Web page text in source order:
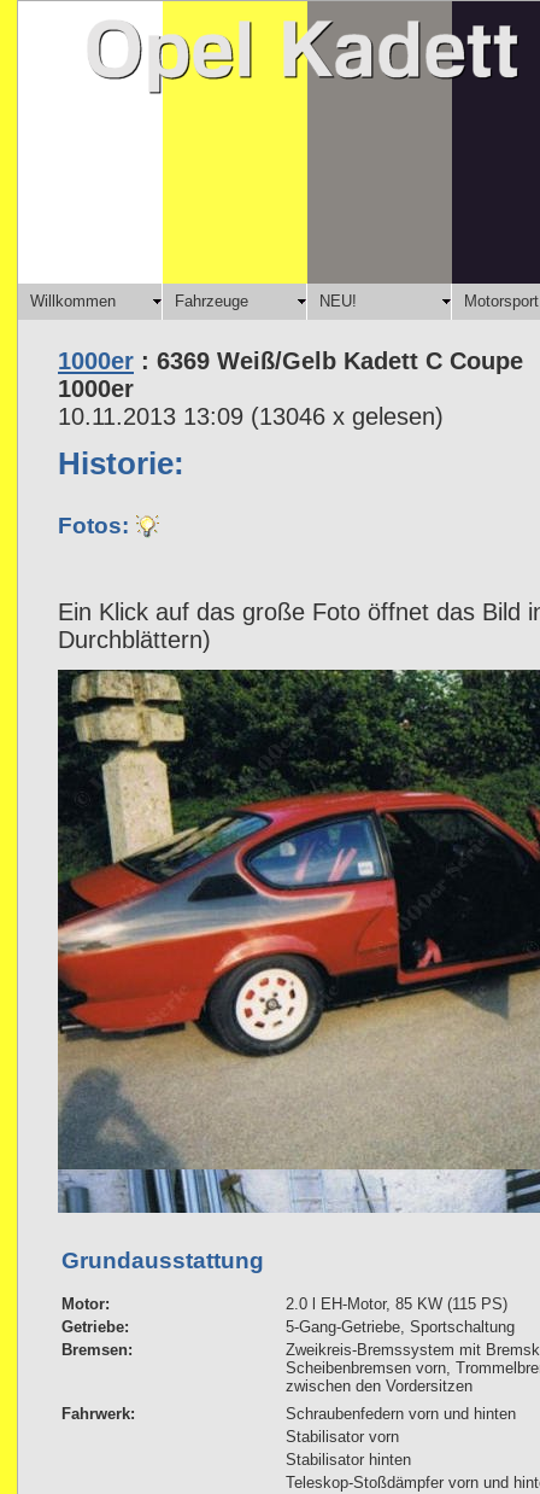
Willkommen Fahrzeuge NEU! Motorsport
1000er : 6369 Weiß/Gelb Kadett C Coupe
1000er
10.11.2013 13:09 (13046 x gelesen)
Historie:
Fotos:
Ein Klick auf das große Foto öffnet das Bild
Durchblättern)
Grundausstattung
Motor:
2.0 l EH-Motor, 85 KW (115 PS)
Getriebe:
5-Gang-Getriebe, Sportschaltung
Bremsen:
Zweikreis-Bremssystem mit
Scheibenbremsen vorn,
zwischen den Vordersitzen
Fahrwerk:
Schraubenfedern vorn und hinten
Stabilisator vorn
Stabilisator hinten
Teleskop-Stoßdämpfer vorn und